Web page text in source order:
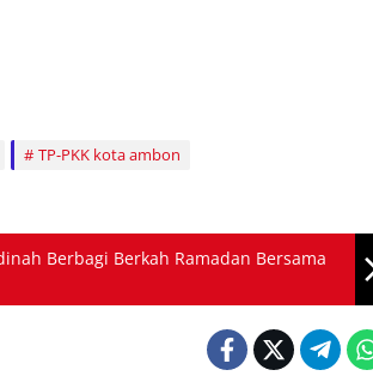
TP-PKK kota ambon
Berbagi Berkah Ramadan Bersama